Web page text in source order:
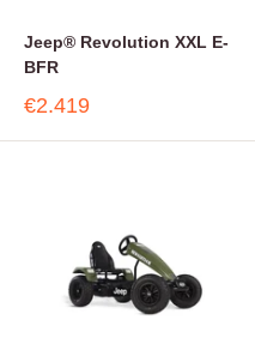
Jeep® Revolution XXL E-
BFR
€2.419